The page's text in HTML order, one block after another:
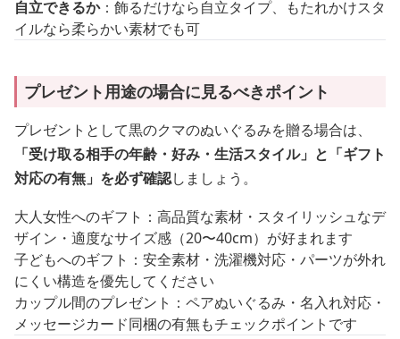
自立できるか：飾るだけなら自立タイプ、もたれかけスタ
イルなら柔らかい素材でも可
プレゼント用途の場合に見るべきポイント
プレゼントとして黒のクマのぬいぐるみを贈る場合は、
「受け取る相手の年齢・好み・生活スタイル」と「ギフト
対応の有無」を必ず確認しましょう。
大人女性へのギフト：高品質な素材・スタイリッシュなデ
ザイン・適度なサイズ感（20〜40cm）が好まれます
子どもへのギフト：安全素材・洗濯機対応・パーツが外れ
にくい構造を優先してください
カップル間のプレゼント：ペアぬいぐるみ・名入れ対応・
メッセージカード同梱の有無もチェックポイントです